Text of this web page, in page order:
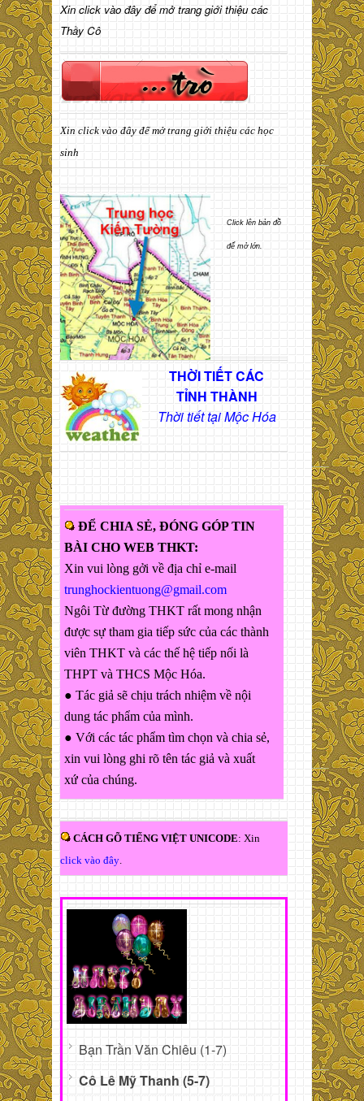
Xin click vào đây để mở trang giới thiệu các
Thầy Cô
Xin click vào đây để mở trang giới thiệu các học
sinh
Click lên bản đồ
để mở lớn.
THỜI TIẾT CÁC
TỈNH THÀNH
Thời tiết tại Mộc Hóa
ĐỂ CHIA SẺ, ĐÓNG GÓP TIN
BÀI CHO WEB THKT:
Xin vui lòng gởi về địa chỉ e-mail
trunghockientuong@gmail.com
Ngôi Từ đường THKT rất mong nhận
được sự tham gia tiếp sức của các thành
viên THKT và các thế hệ tiếp nối là
THPT và THCS Mộc Hóa.
● Tác giả sẽ chịu trách nhiệm về nội
dung tác phẩm của mình.
● Với các tác phẩm tìm chọn và chia sẻ,
xin vui lòng ghi rõ tên tác giả và xuất
xứ của chúng.
CÁCH GÕ TIẾNG VIỆT UNICODE: Xin
click vào đây.
Bạn Trần Văn Chiêu (1-7)
Cô Lê Mỹ Thanh (5-7)